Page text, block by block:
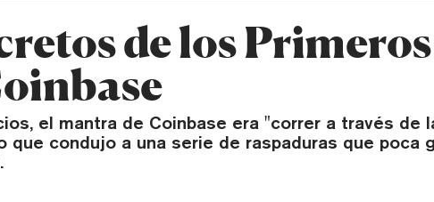
de los
el mantra de Coinbase era "correr a través de
que condujo a una serie de raspaduras que poca